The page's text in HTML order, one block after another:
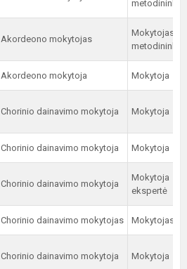
metodininkas
Akordeono mokytojas
Mokytojas
metodininkas
Akordeono mokytoja Mokytoja
Chorinio dainavimo mokytoja Mokytoja
Chorinio dainavimo mokytoja Mokytoja
Chorinio dainavimo mokytoja
Mokytoja
ekspertė
Chorinio dainavimo mokytojas Mokytojas
Chorinio dainavimo mokytoja Mokytoja